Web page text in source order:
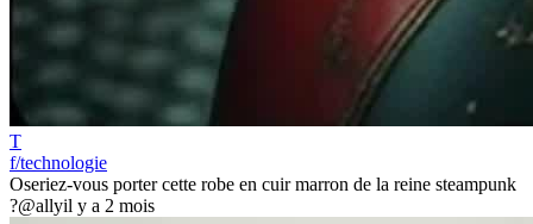
T
f/technologie
Oseriez-vous porter cette robe en cuir marron de la reine steampunk
?@allyil y a 2 mois